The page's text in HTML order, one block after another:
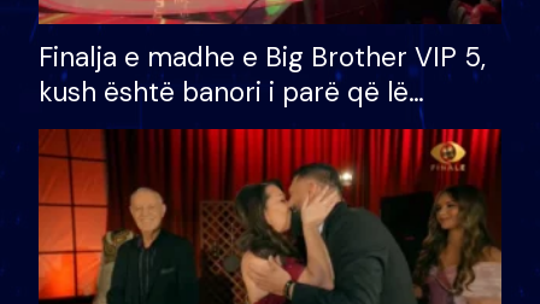
Finalja e madhe e Big Brother VIP 5,
kush është banori i parë që lë
shtëpinë dhe humb mundësinë për
të fituar çmimin e madh